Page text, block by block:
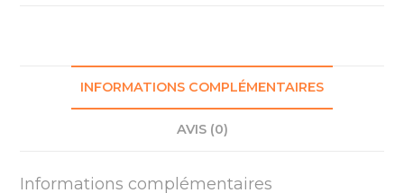
INFORMATIONS COMPLÉMENTAIRES
AVIS (0)
Informations complémentaires